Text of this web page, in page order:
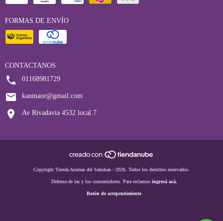
FORMAS DE ENVÍO
CONTACTANOS
01168981729
kanmaor@gmail.com
Av Rivadavia 4532 local 7
Copyright Tienda Aromas del Sahukan - 2026. Todos los derechos reservados.
Defensa de las y los consumidores. Para reclamos ingresá acá.
Botón de arrepentimiento